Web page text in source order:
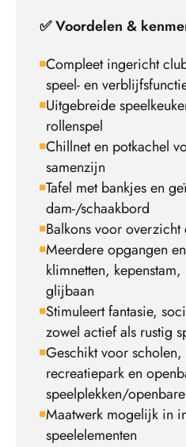
✅ Voordelen &
Compleet ingericht
speel- en
Uitgebreide
rollenspel
Chillnet en potkachel
samenzijn
Tafel met bankjes en
dam-/schaakbord
Balkons voor overzicht
Meerdere opgangen
klimnetten,
glijbaan
Stimuleert fantasie,
zowel actief als rustig
Geschikt voor
recreatiepark en
speelplekken/
Maatwerk mogelijk in
speelelementen